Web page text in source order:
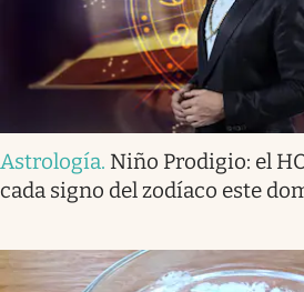
Astrología. Niño Prodigio: el
cada signo del zodíaco este